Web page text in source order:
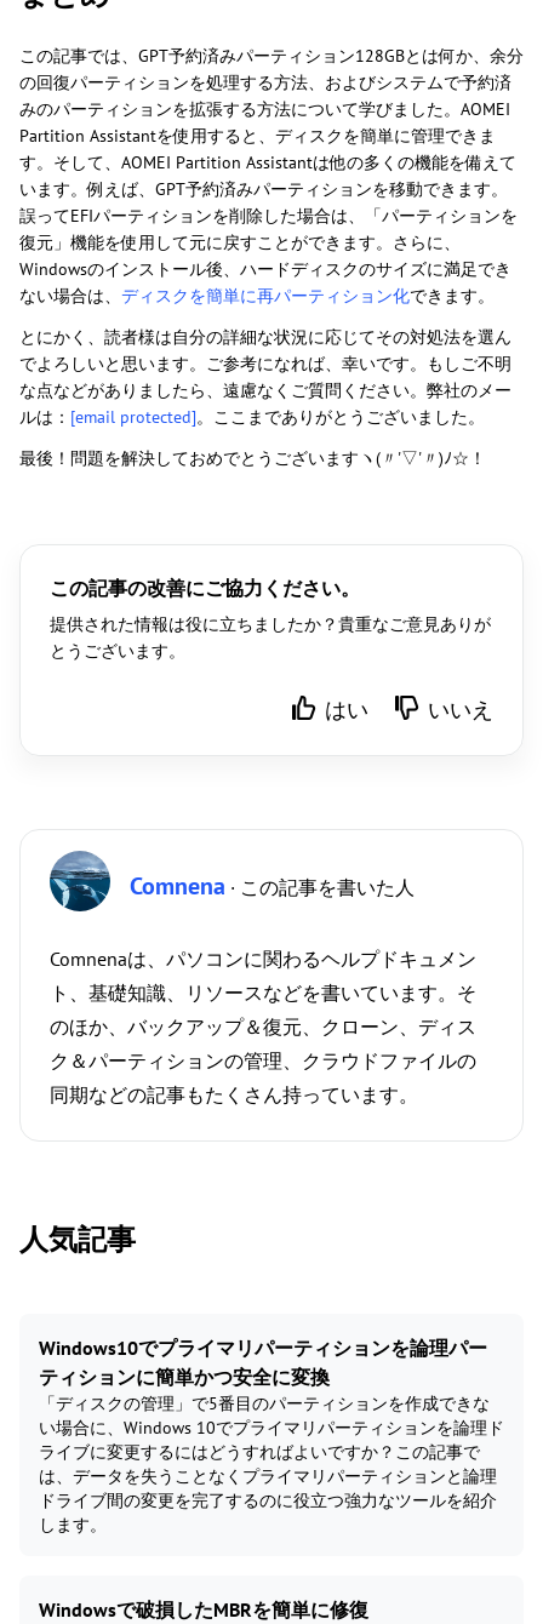
この記事では、GPT予約済みパーティション128GBとは何か、余分
の回復パーティションを処理する方法、およびシステムで予約済
みのパーティションを拡張する方法について学びました。AOMEI
Partition Assistantを使用すると、ディスクを簡単に管理できま
す。そして、AOMEI Partition Assistantは他の多くの機能を備えて
います。例えば、GPT予約済みパーティションを移動できます。
誤ってEFIパーティションを削除した場合は、「パーティションを
復元」機能を使用して元に戻すことができます。さらに、
Windowsのインストール後、ハードディスクのサイズに満足でき
ない場合は、 ディスクを簡単に再パーティション化できます。
とにかく、読者様は自分の詳細な状況に応じてその対処法を選ん
でよろしいと思います。ご参考になれば、幸いです。もしご不明
な点などがありましたら、遠慮なくご質問ください。弊社のメー
ルは： [email protected]。ここまでありがとうございました。
最後！問題を解決しておめでとうございますヽ(〃'▽'〃)ﾉ☆！
この記事の改善にご協力ください。
提供された情報は役に立ちましたか？貴重なご意見ありが
とうございます。
はい いいえ
Comnena · この記事を書いた人
Comnenaは、パソコンに関わるヘルプドキュメン
ト、基礎知識、リソースなどを書いています。そ
のほか、バックアップ＆復元、クローン、ディス
ク＆パーティションの管理、クラウドファイルの
同期などの記事もたくさん持っています。
人気記事
Windows10でプライマリパーティションを論理パー
ティションに簡単かつ安全に変換
「ディスクの管理」で5番目のパーティションを作成できな
い場合に、Windows 10でプライマリパーティションを論理ド
ライブに変更するにはどうすればよいですか？この記事で
は、データを失うことなくプライマリパーティションと論理
ドライブ間の変更を完了するのに役立つ強力なツールを紹介
します。
Windowsで破損したMBRを簡単に修復